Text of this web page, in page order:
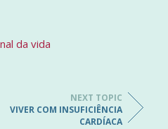
da vida
NEXT TOPIC
VIVER COM INSUFICIÊNCIA
CARDÍACA